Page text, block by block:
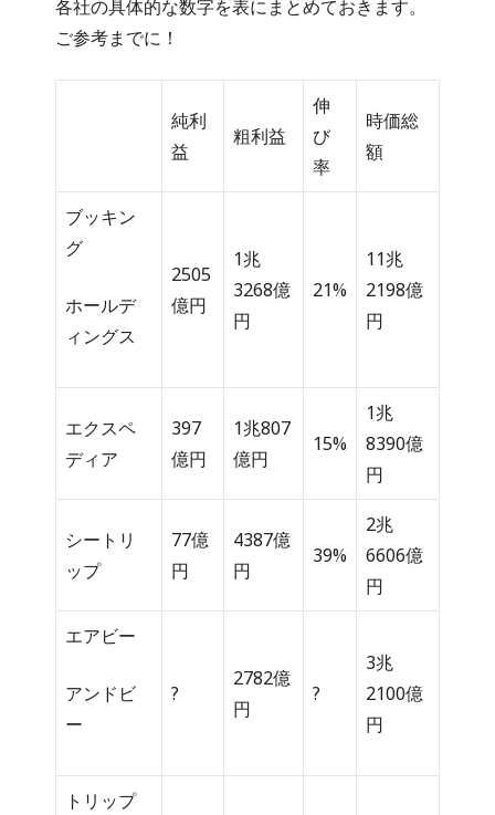
各社の具体的な数字を表にまとめておきます。
ご参考までに！
純利
益
粗利益
伸
び
率
時価総
額
ブッキン
グ
ホールデ
ィングス
2505
億円
1兆
3268億
円
21%
11兆
2198億
円
エクスペ
ディア
397
億円
1兆807
億円
15%
1兆
8390億
円
シートリ
ップ
77億
円
4387億
円
39%
2兆
6606億
円
エアビー
アンドビ
ー
?
2782億
円
?
3兆
2100億
円
トリップ